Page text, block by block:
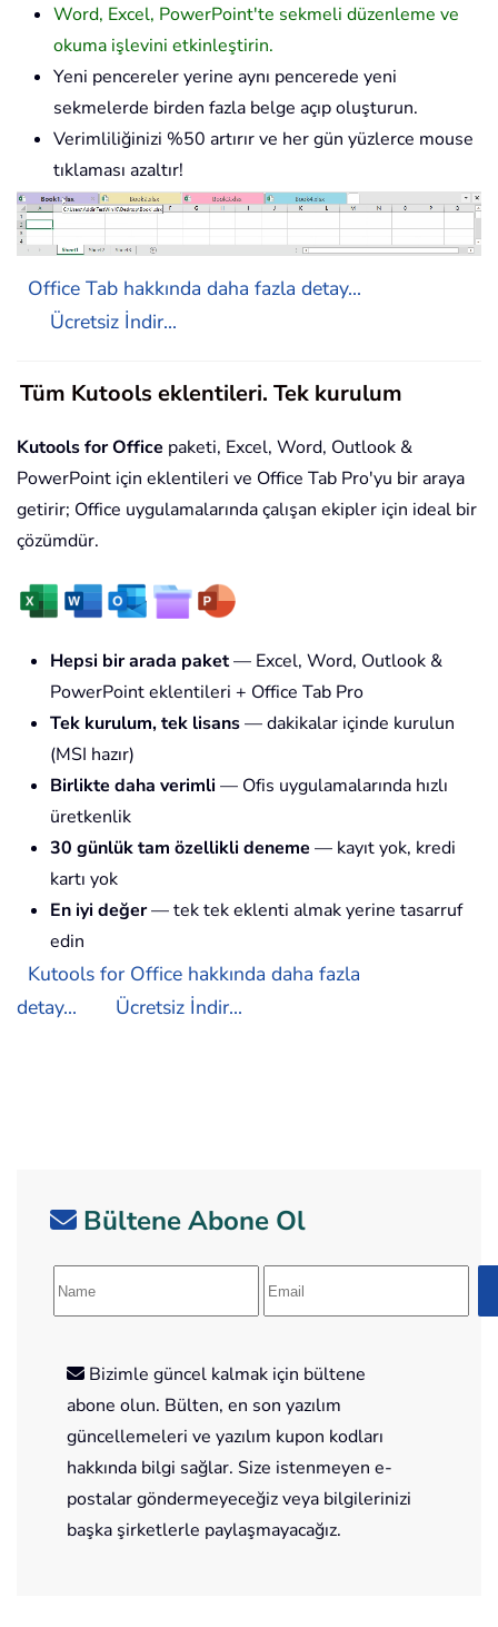
Word, Excel, PowerPoint'te sekmeli düzenleme ve
okuma işlevini etkinleştirin.
Yeni pencereler yerine aynı pencerede yeni
sekmelerde birden fazla belge açıp oluşturun.
Verimliliğinizi %50 artırır ve her gün yüzlerce mouse
tıklaması azaltır!
Office Tab hakkında daha fazla detay...
Ücretsiz İndir...
Tüm Kutools eklentileri. Tek kurulum
Kutools for Office paketi, Excel, Word, Outlook &
PowerPoint için eklentileri ve Office Tab Pro'yu bir araya
getirir; Office uygulamalarında çalışan ekipler için ideal bir
çözümdür.
Hepsi bir arada paket— Excel, Word, Outlook &
PowerPoint eklentileri + Office Tab Pro
Tek kurulum, tek lisans— dakikalar içinde kurulun
(MSI hazır)
Birlikte daha verimli — Ofis uygulamalarında hızlı
üretkenlik
30 günlük tam özellikli deneme — kayıt yok, kredi
kartı yok
En iyi değer— tek tek eklenti almak yerine tasarruf
edin
Kutools for Office hakkında daha fazla
detay...
Ücretsiz İndir...
Bültene Abone Ol
Bizimle güncel kalmak için bültene
abone olun. Bülten, en son yazılım
güncellemeleri ve yazılım kupon kodları
hakkında bilgi sağlar. Size istenmeyen e-
postalar göndermeyeceğiz veya bilgilerinizi
başka şirketlerle paylaşmayacağız.